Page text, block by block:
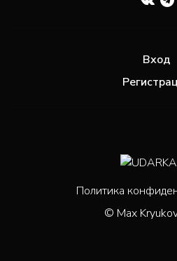
Вход
Политика
© Max